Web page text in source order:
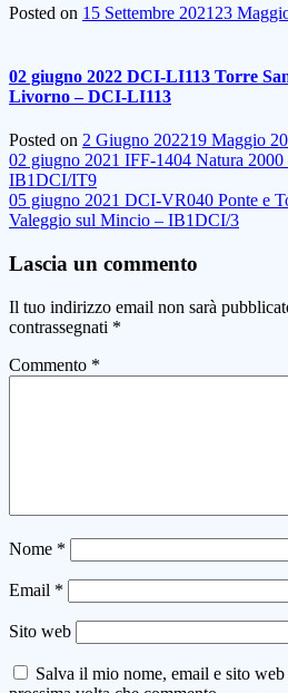
Posted on 15 Settembre 2021 23
02 giugno 2022 DCI-LI113 Torre
Livorno – DCI-LI113
Posted on 2 Giugno 202219 Maggio
Navigazione
articoli
02 giugno 2021 IFF-1404 Natura
IB1DCI/IT9
05 giugno 2021 DCI-VR040 Ponte e
Valeggio sul Mincio – IB1DCI/3
Lascia un commento
Il tuo indirizzo email non sarà
contrassegnati *
Commento *
Nome *
Email *
Sito web
Salva il mio nome, email e sito